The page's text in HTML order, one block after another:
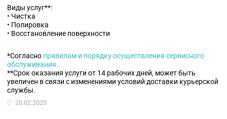
Виды услуг**:
• Чистка
• Полировка
• Восстановление поверхности
*Cогласно правилам и порядку осуществления сервисного
обслуживания.
**Срок оказания услуги от 14 рабочих дней, может быть
увеличен в связи с изменениями условий доставки курьерской
службы.
20.02.2025